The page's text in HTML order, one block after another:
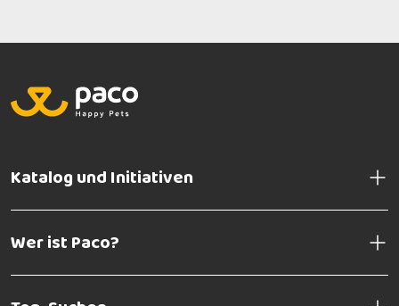
Katalog und Initiativen
Wer ist Paco?